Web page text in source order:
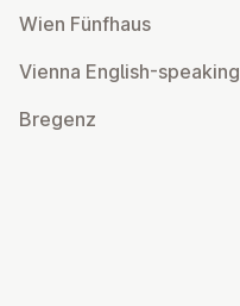
Wien Fünfhaus
Vienna English-speaking
Bregenz